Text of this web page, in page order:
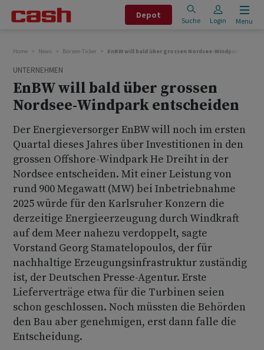
Depot
Suche Login Menu
Home News Börsen-Ticker EnBW will bald über grossen Nordsee-Windpark
UNTERNEHMEN
EnBW will bald über grossen
Nordsee-Windpark entscheiden
Der Energieversorger EnBW will noch im ersten
Quartal dieses Jahres über Investitionen in den
grossen Offshore-Windpark He Dreiht in der
Nordsee entscheiden. Mit einer Leistung von
rund 900 Megawatt (MW) bei Inbetriebnahme
2025 würde für den Karlsruher Konzern die
derzeitige Energieerzeugung durch Windkraft
auf dem Meer nahezu verdoppelt, sagte
Vorstand Georg Stamatelopoulos, der für
nachhaltige Erzeugungsinfrastruktur zuständig
ist, der Deutschen Presse-Agentur. Erste
Lieferverträge etwa für die Turbinen seien
schon geschlossen. Noch müssten die Behörden
den Bau aber genehmigen, erst dann falle die
Entscheidung.